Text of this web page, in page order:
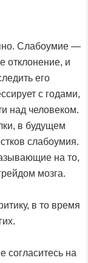
Слабоумие —
отклонение, и
его
с годами,
над человеком.
в будущем
слабоумия.
на то,
мозга.
в то время
согласитесь на